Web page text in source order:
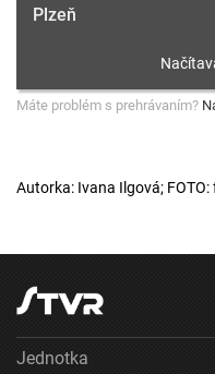
Plzeň
Máte problém s prehrávaním?
Autorka: Ivana Ilgová; FOTO:
Jednotka